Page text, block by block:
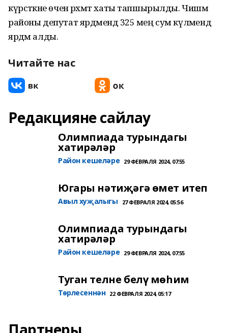
күрсәткәне өчен рәхмәт хаты тапшырылды. Чишмә
районы депутат ярдәмендә 325 мең сум күләмендә
ярдәм алды.
Читайте нас
Редакцияне сайлау
Олимпиада турындагы
хатирәләр
Район кешеләре 29 ФЕВРАЛЯ 2024, 07:55
Югары нәтиҗәгә өмет итеп
Авыл хуҗалыгы 27 ФЕВРАЛЯ 2024, 05:56
Олимпиада турындагы
хатирәләр
Район кешеләре 29 ФЕВРАЛЯ 2024, 07:55
Туган телне белү мөһим
Төрлесеннән 22 ФЕВРАЛЯ 2024, 05:17